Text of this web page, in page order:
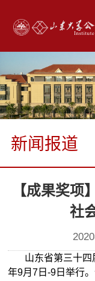
新闻报道
【成果奖项
社
山东省第三十
年9月7日-9日举行